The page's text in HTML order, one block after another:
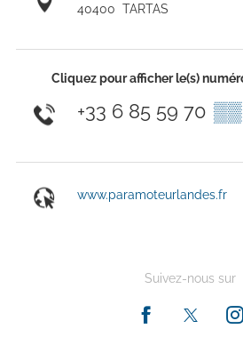
40400 TARTAS
Cliquez pour afficher le(s)
+33 6 85 59 70 ▒▒
www.paramoteurlandes.fr
Suivez-nous sur